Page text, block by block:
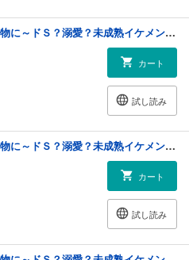
いつしか危険な怪物に～ドＳ？溺愛？未成熟イケメンの育て方～１
カート
試し読み
いつしか危険な怪物に～ドＳ？溺愛？未成熟イケメンの育て方～２
カート
試し読み